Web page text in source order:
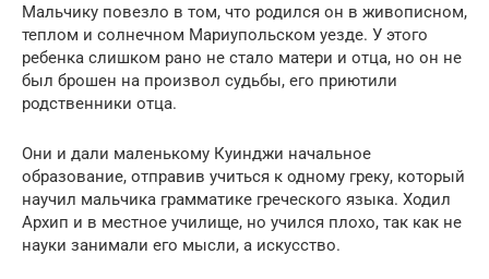
Мальчику повезло в том, что родился он в живописном,
теплом и солнечном Мариупольском уезде. У этого
ребенка слишком рано не стало матери и отца, но он не
был брошен на произвол судьбы, его приютили
родственники отца.
Они и дали маленькому Куинджи начальное
образование, отправив учиться к одному греку, который
научил мальчика грамматике греческого языка. Ходил
Архип и в местное училище, но учился плохо, так как не
науки занимали его мысли, а искусство.